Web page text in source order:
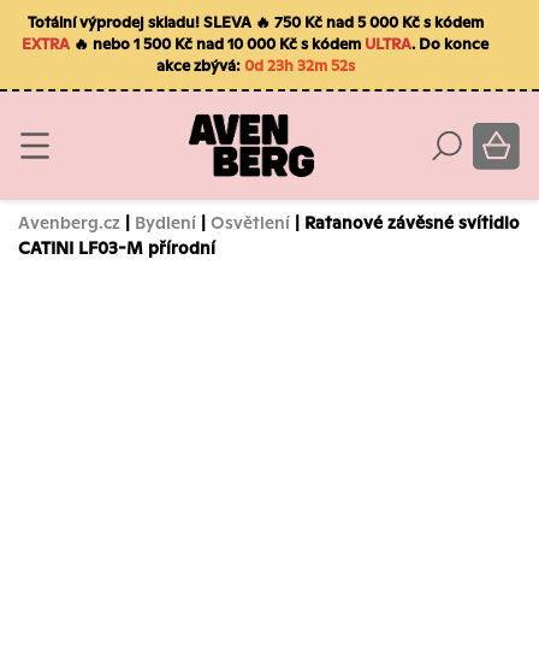
Totální výprodej skladu! SLEVA 🔥 750 Kč nad 5 000 Kč s kódem
EXTRA 🔥 nebo 1 500 Kč nad 10 000 Kč s kódem ULTRA. Do konce
akce zbývá:0d 23h 32m 52s
Avenberg.cz | Bydlení | Osvětlení | Ratanové závěsné svítidlo
CATINI LF03-M přírodní